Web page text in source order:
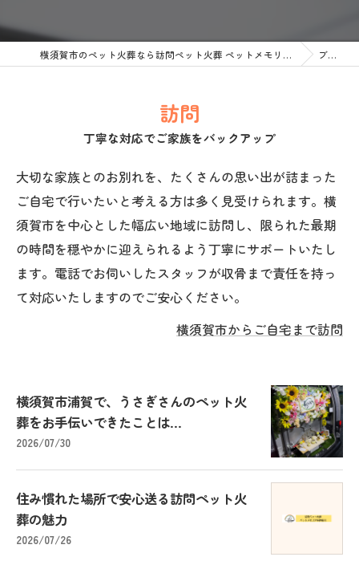
横須賀市のペット火葬なら訪問ペット火葬 ペットメモリアル神奈川 ブログ
訪問
丁寧な対応でご家族をバックアップ
大切な家族とのお別れを、たくさんの思い出が詰まった
ご自宅で行いたいと考える方は多く見受けられます。横
須賀市を中心とした幅広い地域に訪問し、限られた最期
の時間を穏やかに迎えられるよう丁寧にサポートいたし
ます。電話でお伺いしたスタッフが収骨まで責任を持っ
て対応いたしますのでご安心ください。
横須賀市からご自宅まで訪問
横須賀市浦賀で、うさぎさんのペット火
葬をお手伝いできたことは...
2026/07/30
住み慣れた場所で安心送る訪問ペット火
葬の魅力
2026/07/26